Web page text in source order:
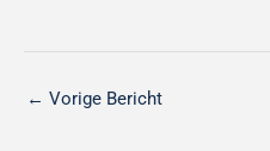
← Vorige Bericht